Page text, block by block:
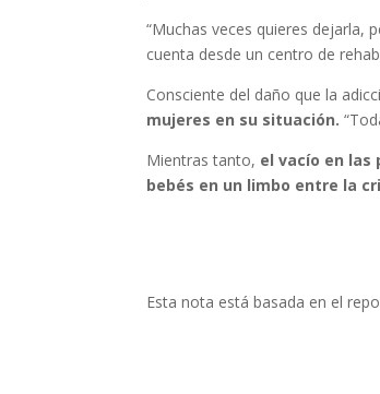
“Muchas veces quieres dejarla,
cuenta desde un centro de
Consciente del daño que la
mujeres en su situación.
Mientras tanto, el vacío en
bebés en un limbo entre la
Esta nota está basada en el